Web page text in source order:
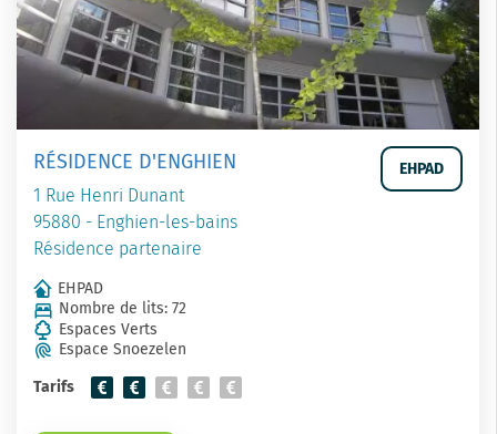
RÉSIDENCE D'ENGHIEN
1 Rue Henri Dunant
95880 - Enghien-les-bains
Résidence partenaire
EHPAD
EHPAD
Nombre de lits: 72
Espaces Verts
Espace Snoezelen
Tarifs